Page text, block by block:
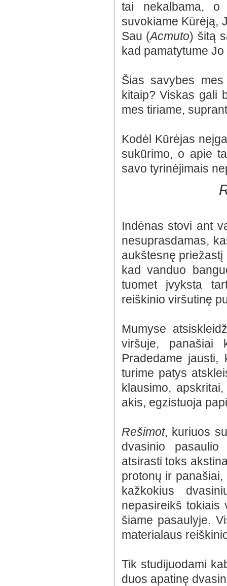
tai nekalbama, o
suvokiame Kūrėją,
Sau (Acmuto) šitą
kad pamatytume
Šias savybes
kitaip? Viskas gali
mes tiriame,
Kodėl Kūrėjas
sukūrimo, o apie
savo tyrinėjimais
Indėnas stovi ant
nesuprasdamas,
aukštesnę
kad vanduo
tuomet įvyksta
reiškinio viršutinę
Mumyse
viršuje, panašiai
Pradedame
turime patys
klausimo,
akis, egzistuoja
Rešimot, kuriuos
dvasinio
atsirasti toks
protonų ir
kažkokius
nepasireikš tokiais
šiame pasaulyje.
materialaus
Tik studijuodami
duos apatinę